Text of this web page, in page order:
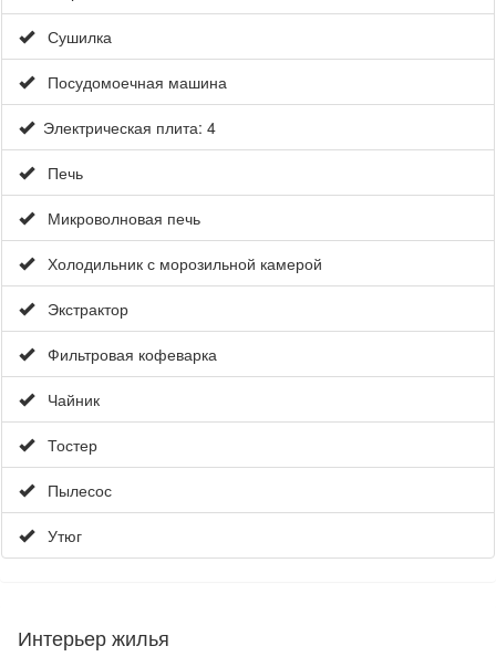
Сушилка
Посудомоечная машина
Электрическая плита: 4
Печь
Микроволновая печь
Холодильник с морозильной камерой
Экстрактор
Фильтровая кофеварка
Чайник
Тостер
Пылесос
Утюг
Интерьер жилья